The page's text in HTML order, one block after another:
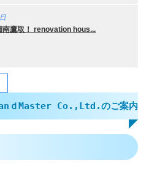
南鷹取！ renovation hous...
ｄMaster Co.,Ltd.のご案内